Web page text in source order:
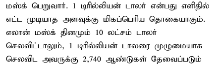
மஸ்க் பெறுவார். 1 டிரில்லியன் டாலர் என்பது எளிதில்
எட்ட முடியாத அளவுக்கு மிகப்பெரிய தொகையாகும்.
எலான் மஸ்க் தினமும் 10 லட்சம் டாலர்
செலவிட்டாலும், 1 டிரில்லியன் டாலரை முழுமையாக
செலவிட அவருக்கு 2,740 ஆண்டுகள் தேவைப்படும்